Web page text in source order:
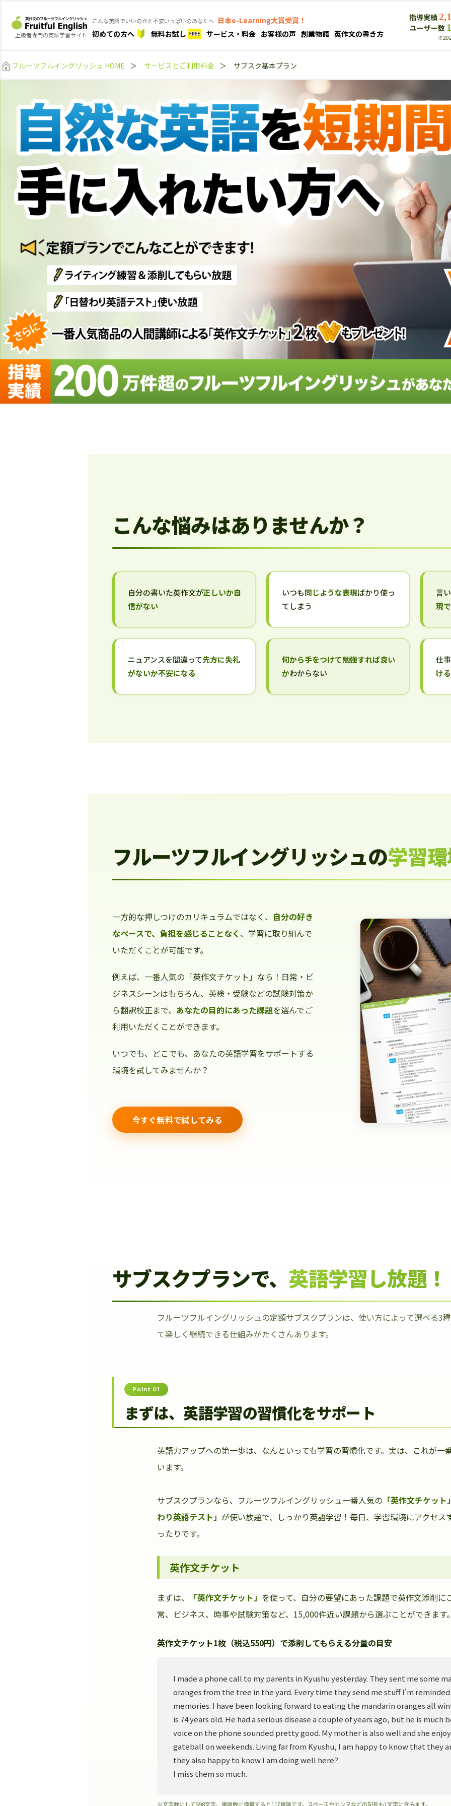
上級者専門の英語学習サイト
こんな英語でいいのかと不安いっぱいのあなたへ 日本e-Learning大賞受賞！
初めての方へ
無料お試し サービス・料金 お客様の声 創業物語 英作文の書き方
指導実績
ユーザー数
フルーツフルイングリッシュ HOME ＞ サービスとご利用料金 ＞ サブスク基本プラン
こんな悩みはありませんか？
自分の書いた英作文が正しいか自
信がない
いつも同じような表現ばかり使っ
てしまう
言
現
ニュアンスを間違って先方に失礼
がないか不安になる
何から手をつけて勉強すれば良い
かわからない
仕
け
フルーツフルイングリッシュの学習
一方的な押しつけのカリキュラムではなく、 自分の好き
なペースで、負担を感じることなく 、学習に取り組んで
いただくことが可能です。
例えば、一番人気の「英作文チケット」なら！日常・ビ
ジネスシーンはもちろん、英検・受験などの試験対策か
ら翻訳校正まで、 あなたの目的にあった課題を選んでご
利用いただくことができます。
いつでも、どこでも、あなたの英語学習をサポートする
環境を試してみませんか？
今すぐ無料で試してみる
サブスクプランで、 英語学習し放題！
フルーツフルイングリッシュの定額サブスクプランは、使い方によって選べる3
て楽しく継続できる仕組みがたくさんあります。
Point 01
まずは、英語学習の習慣化をサポート
英語力アップへの第一歩は、なんといっても学習の習慣化です。実は、これが一
います。
サブスクプランなら、フルーツフルイングリッシュ一番人気の 「英作文チケット
わり英語テスト」 が使い放題で、しっかり英語学習！毎日、学習環境にアクセス
ったりです。
英作文チケット
まずは、 「英作文チケット」 を使って、自分の要望にあった課題で英作文添削に
常、ビジネス、時事や試験対策など、15,000件近い課題から選ぶことができます
英作文チケット1枚（税込550円）で添削してもらえる分量の目安
I made a phone call to my parents in Kyushu yesterday. They sent me some
oranges from the tree in the yard. Every time they send me stuff I'm
memories. I have been looking forward to eating the mandarin oranges all
is 74 years old. He had a serious disease a couple of years ago, but he is much
voice on the phone sounded pretty good. My mother is also well and she
gateball on weekends. Living far from Kyushu, I am happy to know that they
they also happy to know I am doing well here?
I miss them so much.
※文字数にして598文字、単語数に換算すると117単語です。スペースやカンマなどの記号も1文字に含みます。